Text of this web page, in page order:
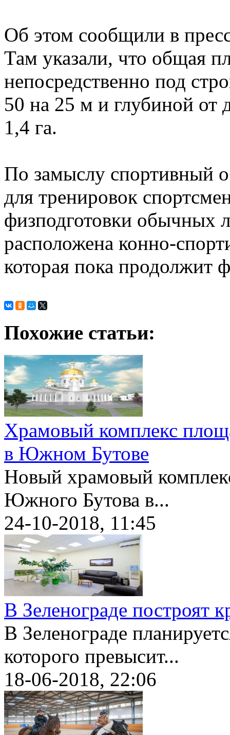
Об этом сообщили в
Там указали, что общая
непосредственно под
50 на 25 м и глубиной от
1,4 га.
По замыслу спортивный
для тренировок
физподготовки обычных
расположена конно-
которая пока продолжит
Похожие статьи:
Храмовый комплекс
в Южном Бутове
Новый храмовый
Южного Бутова в...
24-10-2018, 11:45
В Зеленограде построят
В Зеленограде
которого превысит...
18-06-2018, 22:06